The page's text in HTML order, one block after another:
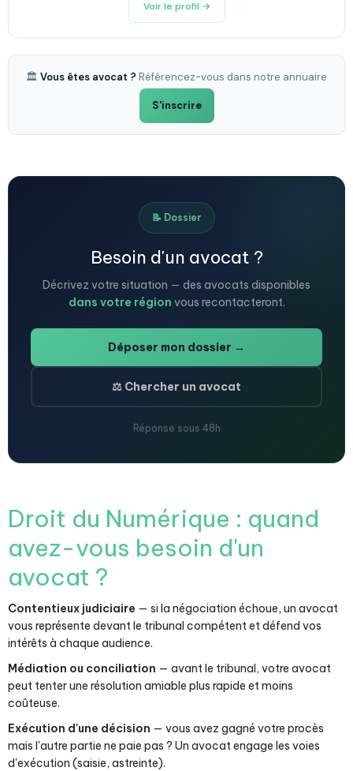
Voir le profil →
🏛️ Vous êtes avocat ? Référencez-vous dans notre annuaire
S'inscrire
📝 Dossier
Besoin d'un avocat ?
Décrivez votre situation — des avocats disponibles
dans votre région vous recontacteront.
Déposer mon dossier →
⚖️ Chercher un avocat
Réponse sous 48h
Droit du Numérique : quand
avez-vous besoin d'un
avocat ?
Contentieux judiciaire — si la négociation échoue, un avocat
vous représente devant le tribunal compétent et défend vos
intérêts à chaque audience.
Médiation ou conciliation — avant le tribunal, votre avocat
peut tenter une résolution amiable plus rapide et moins
coûteuse.
Exécution d'une décision — vous avez gagné votre procès
mais l'autre partie ne paie pas ? Un avocat engage les voies
d'exécution (saisie, astreinte).